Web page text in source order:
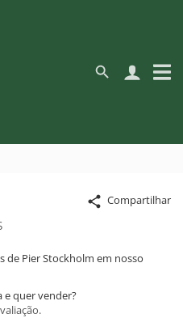
Compartilhar
Pier Stockholm em nosso
e quer vender?